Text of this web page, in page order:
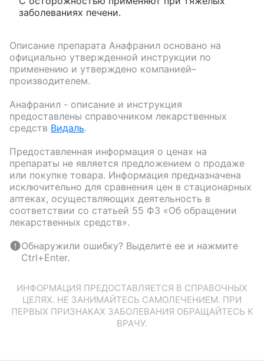
заболеваниях печени.
Описание препарата Анафранил основано на
официально утвержденной инструкции по
применению и утверждено компанией–
производителем.
Анафранил - описание и инструкция
предоставлены справочником лекарственных
средств Видаль.
Предоставленная информация о ценах на
препараты не является предложением о продаже
или покупке товара. Информация предназначена
исключительно для сравнения цен в стационарных
аптеках, осуществляющих деятельность в
соответствии со статьей 55 ФЗ «Об обращении
лекарственных средств».
Обнаружили ошибку? Выделите ее и нажмите
Ctrl+Enter.
ИНФОРМАЦИЯ ПРЕДОСТАВЛЯЕТСЯ В СПРАВОЧНЫХ
ЦЕЛЯХ. НЕ ЗАНИМАЙТЕСЬ САМОЛЕЧЕНИЕМ. ПРИ
ПЕРВЫХ ПРИЗНАКАХ ЗАБОЛЕВАНИЯ ОБРАЩАЙТЕСЬ К
ВРАЧУ.